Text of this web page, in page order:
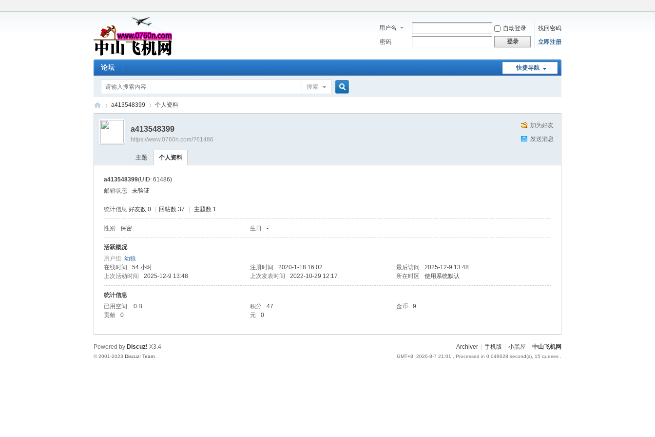
用户名 自动登录
找回密码
密码
登录 立即注册
快捷导航
论坛
搜索
›
a413548399 个人资料
加为好友
发送消息
a413548399
https://www.0760n.com/?61486
主题 个人资料
a413548399(UID: 61486)
邮箱状态
未验证
统计信息 好友数 0 回帖数 37 主题数 1
性别 保密 生日 -
活跃概况
用户组 幼狼
在线时间
54 小时 注册时间 2020-1-18 16:02 最后访问
2025-12-9 13:48
上次活动时间
2025-12-9 13:48 上次发表时间 2022-10-29 12:17 所在时区 使用系统默认
统计信息
已用空间
0 B 积分 47 金币
9
贡献
0 元 0
Archiver 手机版 小黑屋 中山飞机网
GMT+8, 2026-8-7 21:01 , Processed in 0.049628 second(s), 15 queries .
Powered by Discuz! X3.4
© 2001-2023 Discuz! Team